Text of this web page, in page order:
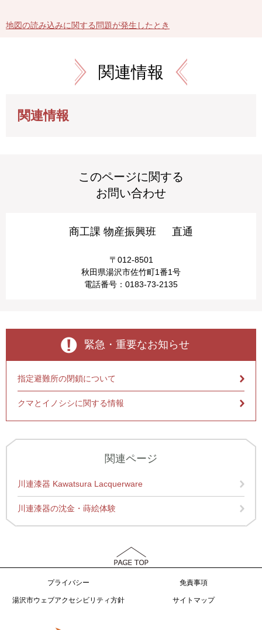
地図の読み込みに関する問題が発生したとき
関連情報
関連情報
このページに関する
お問い合わせ
商工課 物産振興班 直通
〒012-8501
秋田県湯沢市佐竹町1番1号
電話番号： 0183-73-2135
緊急・重要なお知らせ
指定避難所の閉鎖について
クマとイノシシに関する情報
関連ページ
川連漆器 Kawatsura Lacquerware
川連漆器の沈金・蒔絵体験
プライバシー 免責事項
湯沢市ウェブアクセシビリティ方針 サイトマップ